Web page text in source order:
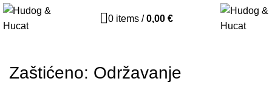
0 items / 0,00 €
Zaštićeno: Održavanje